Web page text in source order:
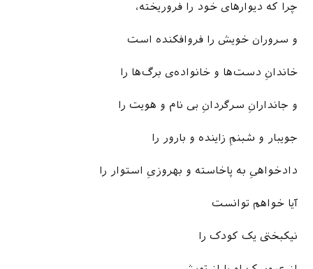
چرا که دیوارهای خود را فروریخته،
و سروران خویش را فروافکنده است
خاندانِ دست‌ها و خانواده‌ی برگ‌ها را
و جاندارانِ سرگردانِ بی­ نام و هویت را
جویبار و شبنمِ زاینده و بارور را
دادخواهیِ به پاخاسته و بهروزیِ استوار را
آیا خواهم توانست
نیکبختی یک کودک را